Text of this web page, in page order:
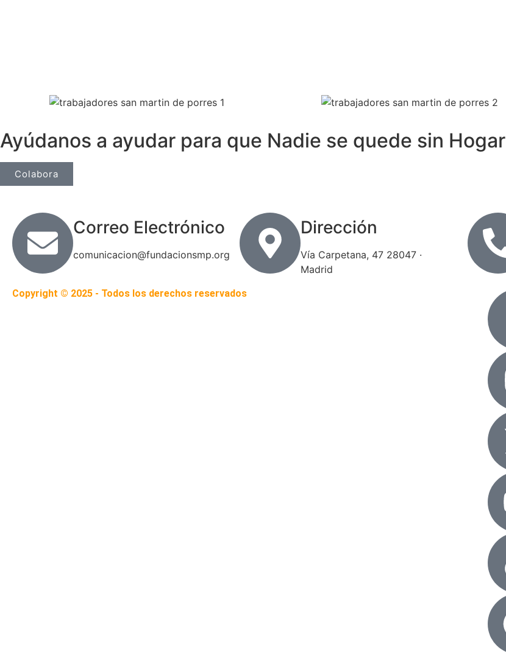
Ayúdanos a ayudar para que Nadie se quede sin Hogar
Colabora
Correo Electrónico
comunicacion@fundacionsmp.org
Dirección
Vía Carpetana, 47 28047 ·
Madrid
Copyright © 2025 - Todos los derechos reservados